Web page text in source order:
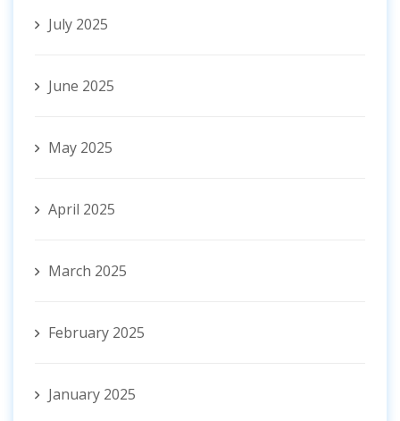
July 2025
June 2025
May 2025
April 2025
March 2025
February 2025
January 2025